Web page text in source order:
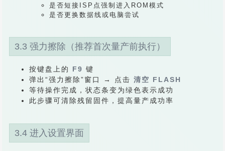
是否短接ISP点强制进入ROM模式
是否更换数据线或电脑尝试
3.3 强力擦除（推荐首次量产前执行）
按键盘上的 F9 键
弹出“强力擦除”窗口 → 点击 清空 FLASH
等待操作完成，状态条变为绿色表示成功
此步骤可清除残留固件，提高量产成功率
3.4 进入设置界面